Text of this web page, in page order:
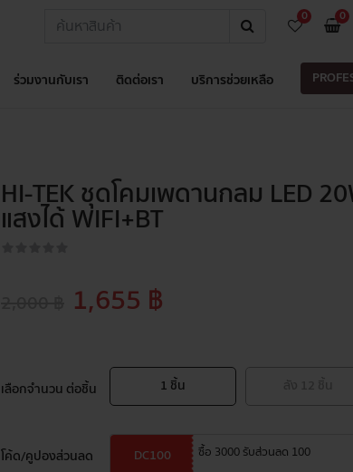
0 0
ร่วมงานกับเรา ติดต่อเรา บริการช่วยเหลือ
HI-TEK ชุดโคมเพดานกลม LED
แสงได้ WIFI+BT
1,655 ฿
เลือกจำนวน ต่อชิ้น 1 ชิ้น
โค้ด/คูปองส่วนลด DC100 ซื้อ 3000 รับส่วนลด 100